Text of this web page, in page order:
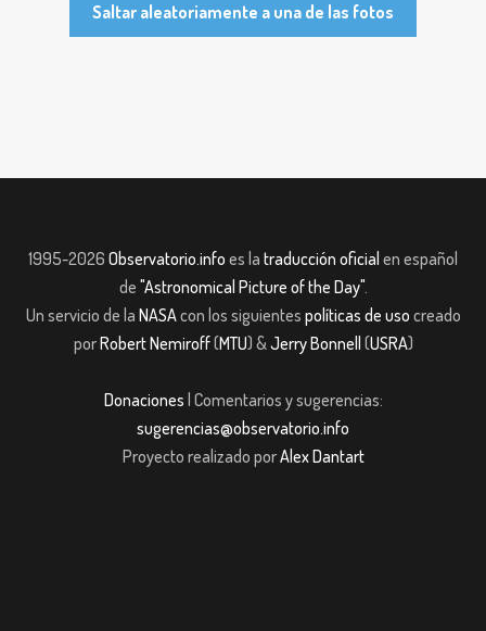
Saltar aleatoriamente a una de las fotos
1995-2026 Observatorio.info es la traducción oficial en español
de "Astronomical Picture of the Day".
Un servicio de la NASAcon los siguientes políticas de uso creado
porRobert Nemiroff(MTU) &Jerry Bonnell (USRA)
Donaciones | Comentarios y sugerencias:
sugerencias@observatorio.info
Proyecto realizado porAlex Dantart